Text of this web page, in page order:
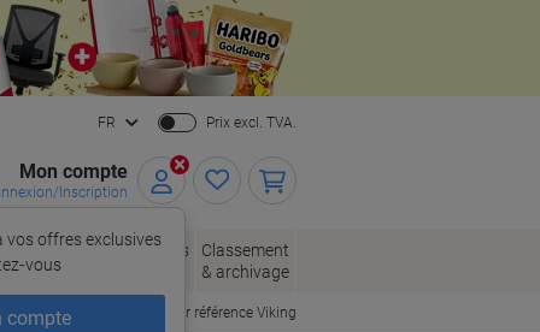
Close
FR Prix excl. TVA.
Mon compte
Inscription
vos offres exclusives
compte
enveloppes
Fournitures
Classement
& archivage
Commander par référence Viking